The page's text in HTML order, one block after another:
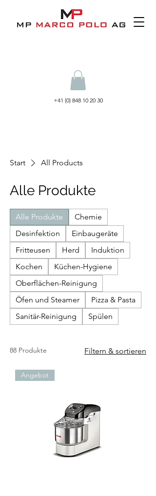
+41 (0) 848 10 20 30
Start All Products
Alle Produkte
Alle Produkte
Chemie
Desinfektion
Einbaugeräte
Fritteusen
Herd
Induktion
Kochen
Küchen-Hygiene
Oberflächen-Reinigung
Öfen und Steamer
Pizza & Pasta
Sanitär-Reinigung
Spülen
88 Produkte Filtern & sortieren
Angebot